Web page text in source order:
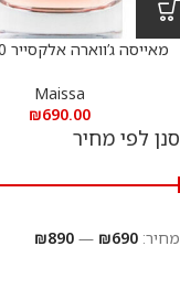
m”l
Maissa
₪690.00
סנן לפי מחיר
מחיר: ₪690
—
₪890